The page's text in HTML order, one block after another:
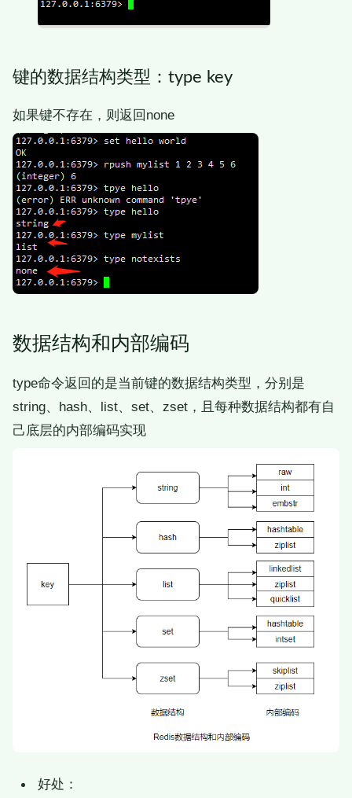
键的数据结构类型：type key
如果键不存在，则返回none
数据结构和内部编码
type命令返回的是当前键的数据结构类型，分别是
string、hash、list、set、zset，且每种数据结构都有自
己底层的内部编码实现
好处：